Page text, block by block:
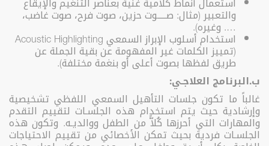
والتعبير (مثال: صـــــوت حزين، صوت فرح، صوت غاضب،
…. وغيره).
استخدام أسلوب الإبراز السمعي Acoustic Highlighting
(تمييز الكلمات غير المفهومة عن بقية الجملة عن
طريق لفظها بصوت أعلى أو بنغمة مختلفة).
ب.البرنامج العلاجـي:
غالباً ما تكون جلسات التأهيل السمعي اللفظي تشخيصية
وإرشادية حيث يتم استخدام هذه الجلسـات لتقييم التقدم
والمهارات التي أحرزها كُلاًّ من الطفل ووالديـه. وتكون هذه
الجلسـات فردية بحيث تمكن الأخصائي من تقييم الاحتياجات